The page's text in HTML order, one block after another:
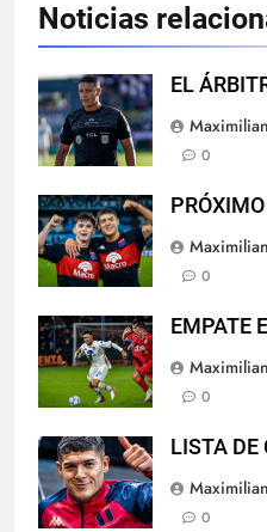
Noticias
EL
0
0
EMPATE
0
LISTA DE
0